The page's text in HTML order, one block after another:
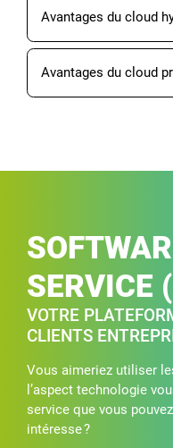
Avantages du cloud
Avantages du cloud
SERVICE
VOTRE
CLIENTS
Vous aimeriez utiliser
l’aspect technologie
service que vous
intéresse ?